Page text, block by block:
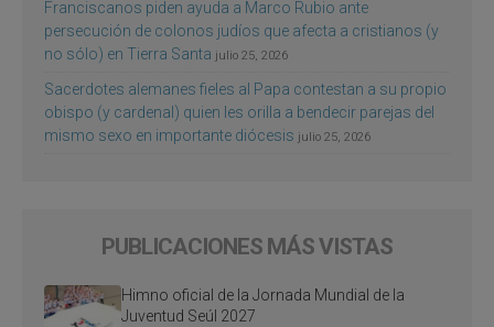
Franciscanos piden ayuda a Marco Rubio ante
persecución de colonos judíos que afecta a cristianos (y
no sólo) en Tierra Santa julio 25, 2026
Sacerdotes alemanes fieles al Papa contestan a su propio
obispo (y cardenal) quien les orilla a bendecir parejas del
mismo sexo en importante diócesis julio 25, 2026
PUBLICACIONES MÁS VISTAS
Himno oficial de la Jornada Mundial de la
Juventud Seúl 2027